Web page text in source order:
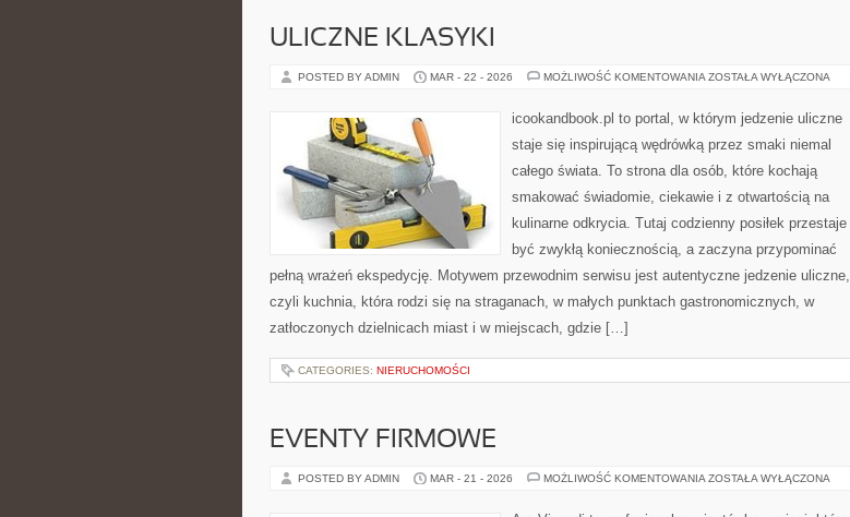
ULICZNE KLASYKI
POSTED BY ADMIN MAR - 22 - 2026 MOŻLIWOŚĆ KOMENTOWANIA ULICZNE
ZOSTAŁA WYŁĄCZONA
icookandbook.pl to portal, w którym jedzenie uliczne
staje się inspirującą wędrówką przez smaki niemal
całego świata. To strona dla osób, które kochają
smakować świadomie, ciekawie i z otwartością na
kulinarne odkrycia. Tutaj codzienny posiłek przestaje
być zwykłą koniecznością, a zaczyna przypominać
pełną wrażeń ekspedycję. Motywem przewodnim serwisu jest autentyczne jedzenie uliczne,
czyli kuchnia, która rodzi się na straganach, w małych punktach gastronomicznych, w
zatłoczonych dzielnicach miast i w miejscach, gdzie […]
CATEGORIES: NIERUCHOMOŚCI
EVENTY FIRMOWE
POSTED BY ADMIN MAR - 21 - 2026 MOŻLIWOŚĆ KOMENTOWANIA EVENTY
ZOSTAŁA WYŁĄCZONA